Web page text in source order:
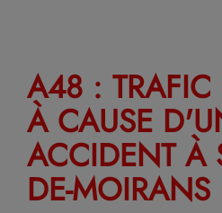
A48 : TRAFIC
À CAUSE
ACCIDENT À
DE-MOIRANS